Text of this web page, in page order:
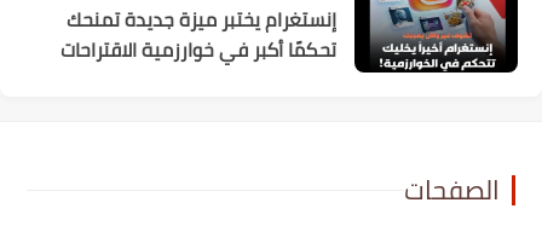
إنستغرام يختبر ميزة جديدة تمنحك
تحكمًا أكبر في خوارزمية الاقتراحات
الصفحات